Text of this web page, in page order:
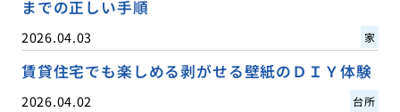
までの正しい手順
2026.04.03 家
賃貸住宅でも楽しめる剥がせる壁紙のＤＩＹ体験
2026.04.02 台所